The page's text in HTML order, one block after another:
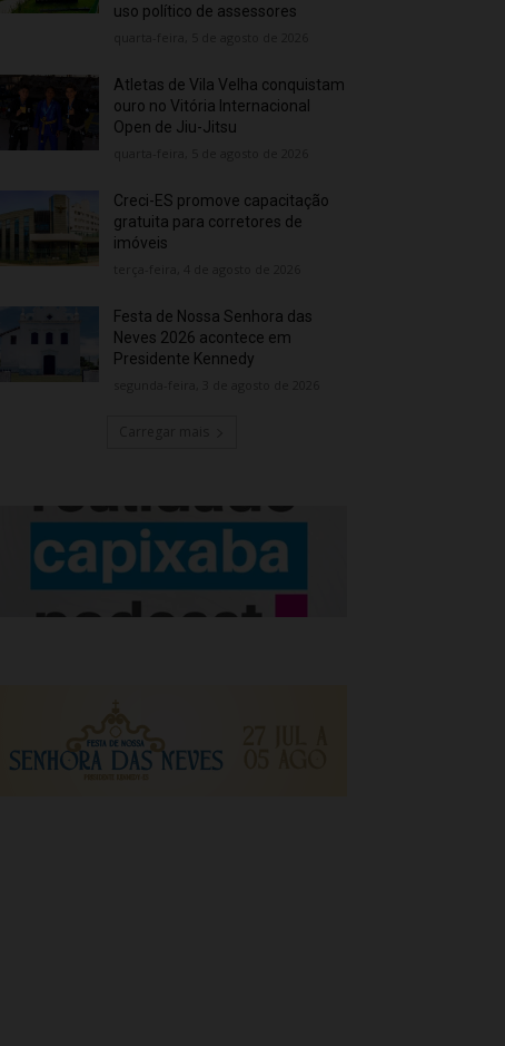
uso político de assessores
Atletas de Vila Velha conquistam
ouro no Vitória Internacional
Open de Jiu-Jitsu
Creci-ES promove capacitação
gratuita para corretores de
imóveis
Festa de Nossa Senhora das
Neves 2026 acontece em
Presidente Kennedy